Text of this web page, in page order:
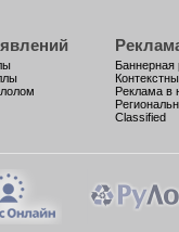
Баннерная
Реклама в
Classified